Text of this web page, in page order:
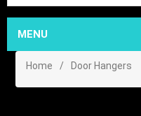
MENU
Home / Door Hangers